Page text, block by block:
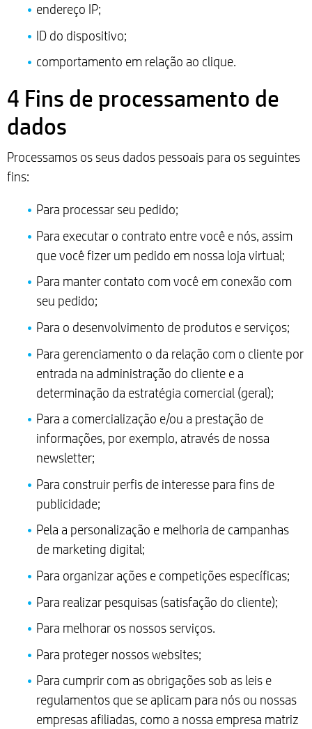
endereço IP;
ID do dispositivo;
comportamento em relação ao clique.
4 Fins de processamento de
dados
Processamos os seus dados pessoais para os seguintes
fins:
Para processar seu pedido;
Para executar o contrato entre você e nós, assim
que você fizer um pedido em nossa loja virtual;
Para manter contato com você em conexão com
seu pedido;
Para o desenvolvimento de produtos e serviços;
Para gerenciamento o da relação com o cliente por
entrada na administração do cliente e a
determinação da estratégia comercial (geral);
Para a comercialização e/ou a prestação de
informações, por exemplo, através de nossa
newsletter;
Para construir perfis de interesse para fins de
publicidade;
Pela a personalização e melhoria de campanhas
de marketing digital;
Para organizar ações e competições específicas;
Para realizar pesquisas (satisfação do cliente);
Para melhorar os nossos serviços.
Para proteger nossos websites;
Para cumprir com as obrigações sob as leis e
regulamentos que se aplicam para nós ou nossas
empresas afiliadas, como a nossa empresa matriz